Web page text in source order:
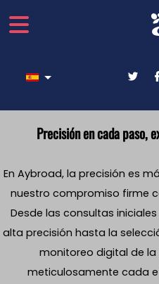
Seleccione su idioma
Precisión en cada paso,
En Aybroad, la precisión es
nuestro compromiso firme
Desde las consultas
alta precisión hasta la
monitoreo digital de
meticulosamente cada